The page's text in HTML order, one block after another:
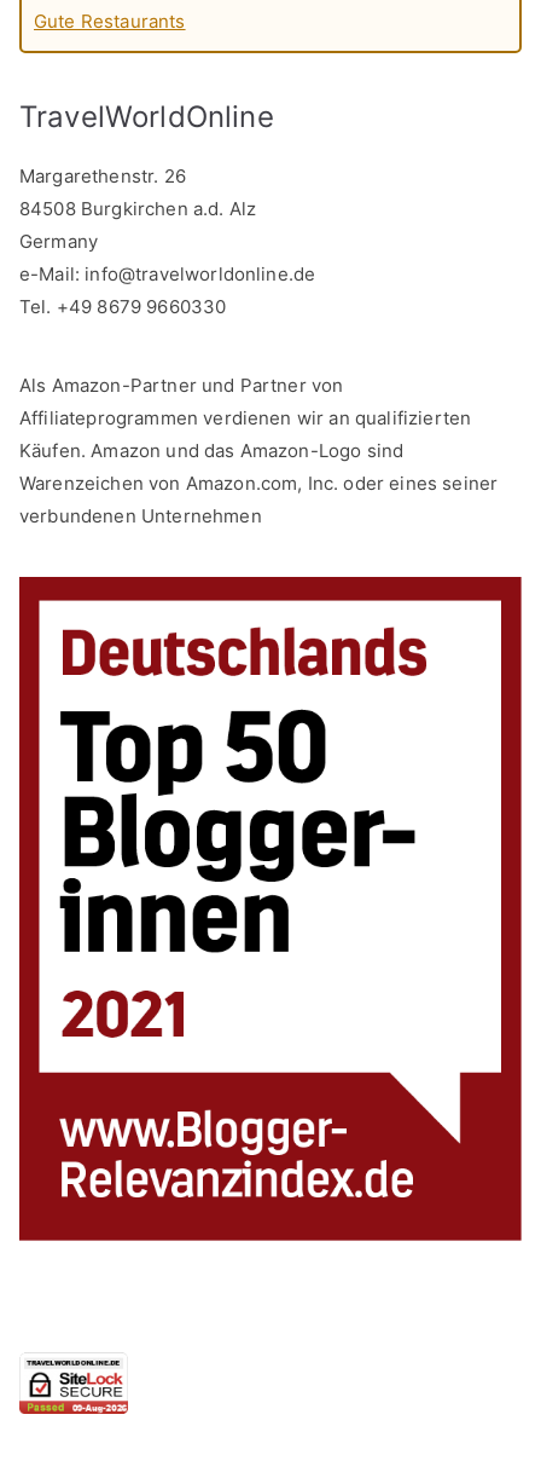
Gute Restaurants
TravelWorldOnline
Margarethenstr. 26
84508 Burgkirchen a.d. Alz
Germany
e-Mail: info@travelworldonline.de
Tel. +49 8679 9660330
Als Amazon-Partner und Partner von
Affiliateprogrammen verdienen wir an qualifizierten
Käufen. Amazon und das Amazon-Logo sind
Warenzeichen von Amazon.com, Inc. oder eines seiner
verbundenen Unternehmen